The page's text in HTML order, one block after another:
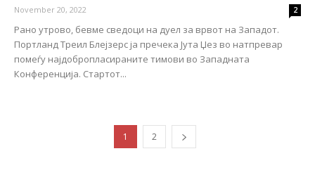
November 20, 2022 2
Рано утрово, бевме сведоци на дуел за врвот на Западот.
Портланд Треил Блејзерс ја пречека Јута Џез во натпревар
помеѓу најдобропласираните тимови во Западната
Конференција. Стартот...
1 2